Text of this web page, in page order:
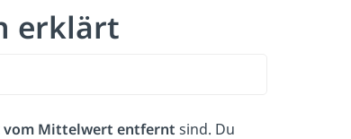
erklärt
vom Mittelwert entfernt sind. Du